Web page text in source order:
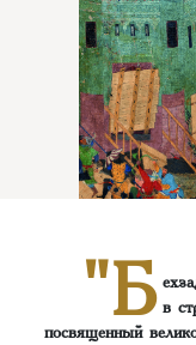
"Б в
посвященный